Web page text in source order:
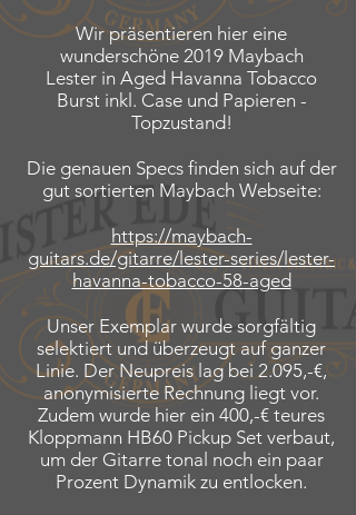
Wir präsentieren hier eine
wunderschöne 2019 Maybach
Lester in Aged Havanna Tobacco
Burst inkl. Case und Papieren -
Topzustand!
Die genauen Specs finden sich auf der
gut sortierten Maybach Webseite:
https://maybach-
guitars.de/gitarre/lester-series/lester-
havanna-tobacco-58-aged
Unser Exemplar wurde sorgfältig
selektiert und überzeugt auf ganzer
Linie. Der Neupreis lag bei 2.095,-€,
anonymisierte Rechnung liegt vor.
Zudem wurde hier ein 400,-€ teures
Kloppmann HB60 Pickup Set verbaut,
um der Gitarre tonal noch ein paar
Prozent Dynamik zu entlocken.